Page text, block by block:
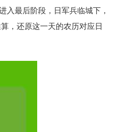
入最后阶段，日军兵临城下，
，还原这一天的农历对应日